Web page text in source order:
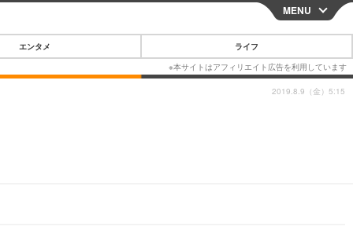
CLOSE
MENU
エンタメ ライフ
2019.8.9（金）5:15